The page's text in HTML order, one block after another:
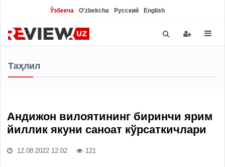
Ўзбекча O'zbekcha Русский English
Таҳлил
Aндижон вилоятининг биринчи ярим
йиллик якуни саноат кўрсаткичлари
12.08.2022 12:02 121